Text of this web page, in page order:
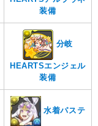
装備
分岐
HEARTSエンジェル
装備
水着パステ